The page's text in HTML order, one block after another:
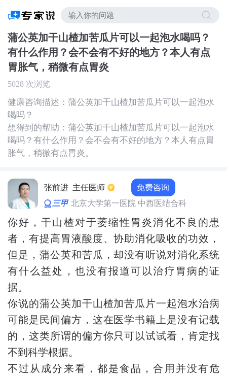
蒲公英加干山楂加苦瓜片可以一起泡水喝吗？
有什么作用？会不会有不好的地方？本人有点
胃胀气，稍微有点胃炎
5028 次浏览
健康咨询描述：蒲公英加干山楂加苦瓜片可以一起泡水
喝吗？
想得到的帮助：蒲公英加干山楂加苦瓜片可以一起泡水
喝吗？有什么作用？会不会有不好的地方？本人有点胃
胀气，稍微有点胃炎。
张前进 主任医师 免费咨询
三甲 北京大学第一医院 中西医结合科
你好，干山楂对于萎缩性胃炎消化不良的患
者，有提高胃液酸度、协助消化吸收的功效，
但是，蒲公英和苦瓜，却没有听说对消化系统
有什么益处，也没有报道可以治疗胃病的证
据。
你说的蒲公英加干山楂加苦瓜片一起泡水治病
可能是民间偏方，这在医学书籍上是没有记载
的，这类所谓的偏方你只可以试试看，肯定找
不到科学根据。
不过从成分来看，都是食品，合用并没有危